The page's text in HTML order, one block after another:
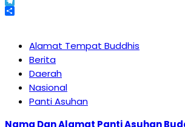
Telegram
Alamat Tempat Buddhis
Berita
Daerah
Nasional
Panti Asuhan
Nama Dan Alamat Panti Asuhan